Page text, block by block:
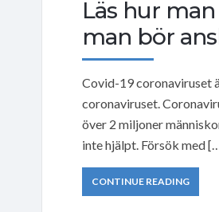
Läs hur
man bör
Covid-19 coronaviruset
coronaviruset.
över 2 miljoner
inte hjälpt. Försök med
CONTINUE READING